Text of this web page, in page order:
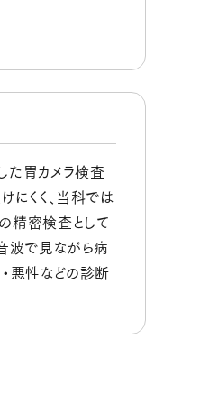
た胃カメラ検査
にくく、当科では
精密検査として
波で見ながら病
悪性などの診断